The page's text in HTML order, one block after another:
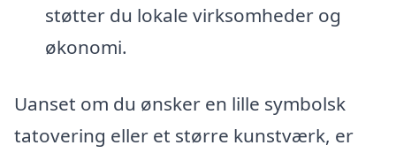
støtter du lokale virksomheder og
økonomi.
Uanset om du ønsker en lille symbolsk
tatovering eller et større kunstværk, er